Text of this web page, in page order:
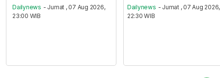
Dailynews - Jumat , 07 Aug 2026,
23:00 WIB
Dailynews - Jumat , 07 Aug 2026,
22:30 WIB